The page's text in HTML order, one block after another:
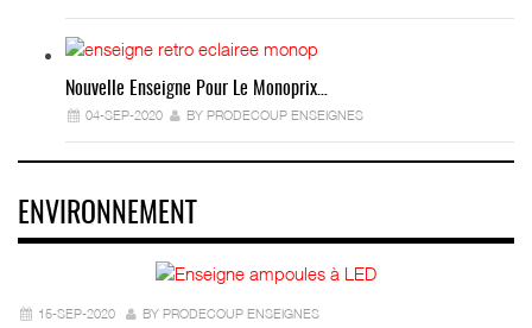
Nouvelle Enseigne Pour Le Monoprix…
04-SEP-2020 BY PRODECOUP ENSEIGNES
ENVIRONNEMENT
15-SEP-2020 BY PRODECOUP ENSEIGNES